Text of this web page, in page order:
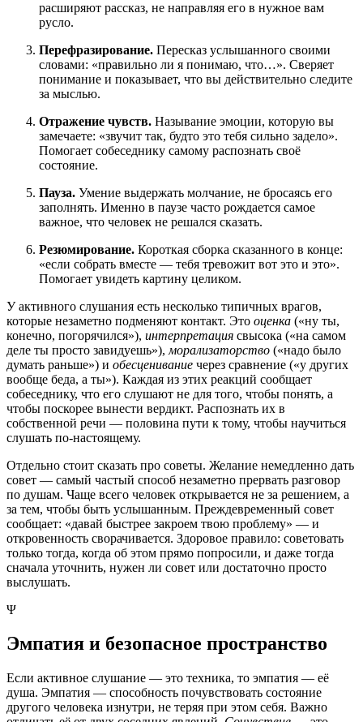
расширяют рассказ, не направляя его в нужное вам
русло.
Перефразирование. Пересказ услышанного своими
словами: «правильно ли я понимаю, что…». Сверяет
понимание и показывает, что вы действительно следите
за мыслью.
Отражение чувств. Называние эмоции, которую вы
замечаете: «звучит так, будто это тебя сильно задело».
Помогает собеседнику самому распознать своё
состояние.
Пауза. Умение выдержать молчание, не бросаясь его
заполнять. Именно в паузе часто рождается самое
важное, что человек не решался сказать.
Резюмирование. Короткая сборка сказанного в конце:
«если собрать вместе — тебя тревожит вот это и это».
Помогает увидеть картину целиком.
У активного слушания есть несколько типичных врагов,
которые незаметно подменяют контакт. Это оценка («ну ты,
конечно, погорячился»), интерпретация свысока («на самом
деле ты просто завидуешь»), морализаторство («надо было
думать раньше») и обесценивание через сравнение («у других
вообще беда, а ты»). Каждая из этих реакций сообщает
собеседнику, что его слушают не для того, чтобы понять, а
чтобы поскорее вынести вердикт. Распознать их в
собственной речи — половина пути к тому, чтобы научиться
слушать по-настоящему.
Отдельно стоит сказать про советы. Желание немедленно дать
совет — самый частый способ незаметно прервать разговор
по душам. Чаще всего человек открывается не за решением, а
за тем, чтобы быть услышанным. Преждевременный совет
сообщает: «давай быстрее закроем твою проблему» — и
откровенность сворачивается. Здоровое правило: советовать
только тогда, когда об этом прямо попросили, и даже тогда
сначала уточнить, нужен ли совет или достаточно просто
выслушать.
Ψ
Эмпатия и безопасное пространство
Если активное слушание — это техника, то эмпатия — её
душа. Эмпатия — способность почувствовать состояние
другого человека изнутри, не теряя при этом себя. Важно